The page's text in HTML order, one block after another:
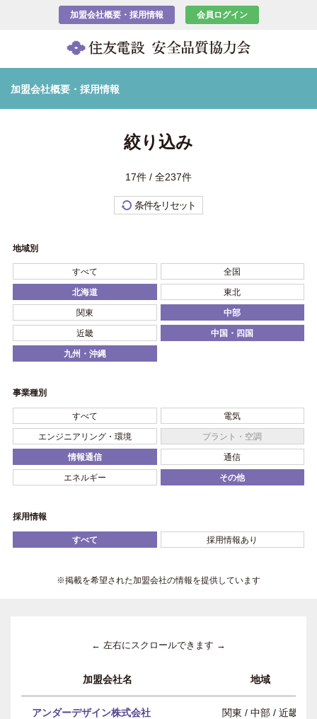
加盟会社概要・採用情報 会員ログイン
加盟会社概要・採用情報
絞り込み
17件 / 全237件
条件をリセット
地域別
すべて 全国
北海道 東北
関東 中部
近畿 中国・四国
九州・沖縄
事業種別
すべて 電気
エンジニアリング・環境 プラント・空調
情報通信 通信
エネルギー その他
採用情報
すべて 採用情報あり
※掲載を希望された加盟会社の情報を提供しています
← 左右にスクロールできます →
加盟会社名 地域
アンダーデザイン株式会社 関東 / 中部 / 近畿